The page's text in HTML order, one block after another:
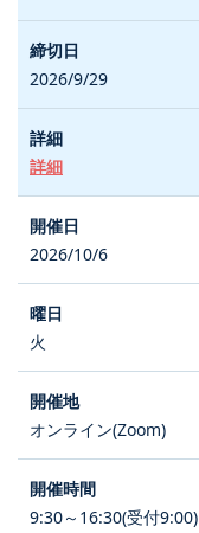
2026/9/29
詳細
2026/10/6
火
オンライン(Zoom)
9:30～16:30(受付9:00)